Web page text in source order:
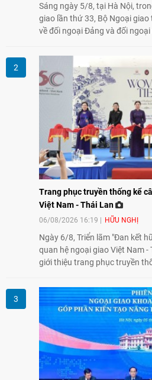
Sáng ngày 5/8, tại Hà Nội,
giao lần thứ 33, Bộ Ngoại
về đối ngoại Đảng và đối
và các Cơ quan đại diện Việt
Trang phục truyền thống kể
Việt Nam - Thái Lan
06/08/2026 16:19 HỮU NGHỊ
Ngày 6/8, Triển lãm "Đan kết
quan hệ ngoại giao Việt Nam -
giới thiệu trang phục truyền
giao lưu nhân dân trong
song phương.